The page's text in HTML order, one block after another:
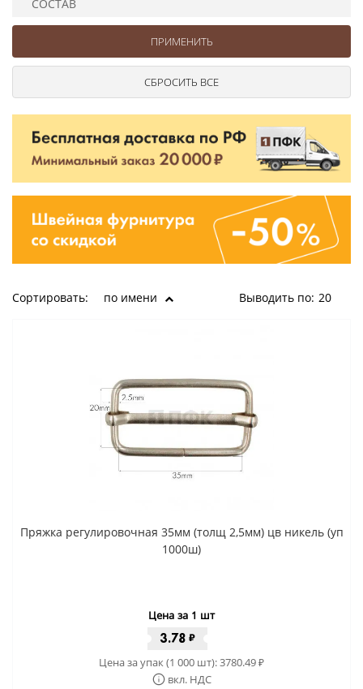
СОСТАВ
Сортировать: по имени Выводить по: 20
Пряжка регулировочная 35мм (толщ 2,5мм) цв никель (уп
1000ш)
Цена за 1 шт
3.78 ₽
Цена за упак (1 000 шт):3780.49₽
вкл. НДС
Ушковые
Шторные
Цепочки шарики с замком
Ткани
Шнуры